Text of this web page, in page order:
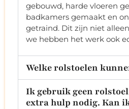
gebouwd, harde vloeren
badkamers gemaakt en
getraind. Dit zijn niet
we hebben het werk ook
Welke rolstoelen
Ik gebruik geen
extra hulp nodig. Kan